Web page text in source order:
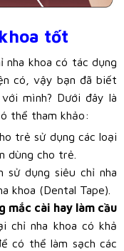
tốt
nha khoa có tác dụng
có, vậy bạn đã biết
mình? Dưới đây là
thể tham khảo:
trẻ sử dụng các loại
dùng cho trẻ.
sử dụng siêu chỉ nha
khoa (Dental Tape).
mắc cài hay làm cầu
chỉ nha khoa có khả
có thể làm sạch các